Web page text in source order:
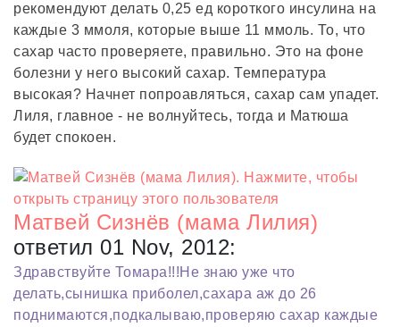
рекомендуют делать 0,25 ед короткого инсулина на
каждые 3 ммоля, которые выше 11 ммоль. То, что
сахар часто проверяете, правильно. Это на фоне
болезни у него высокий сахар. Температура
высокая? Начнет попроавляться, сахар сам упадет.
Лиля, главное - не волнуйтесь, тогда и Матюша
будет спокоен.
Матвей Сизнёв (мама Лилия)
ответил 01 Nov, 2012:
Здравствуйте Томара!!!Не знаю уже что
делать,сынишка приболел,сахара аж до 26
поднимаются,подкалываю,проверяю сахар каждые